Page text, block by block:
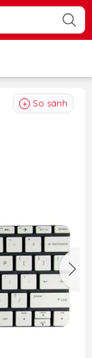
So sánh